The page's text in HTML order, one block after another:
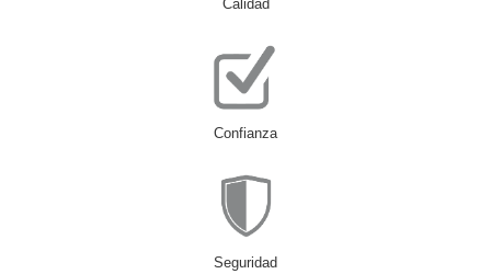
Calidad
Confianza
Seguridad